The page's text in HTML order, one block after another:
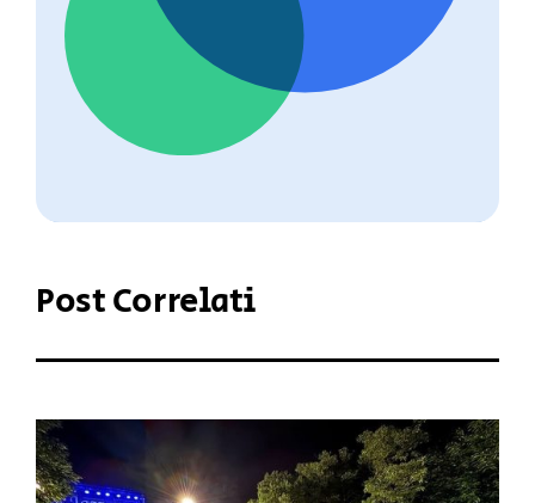
Post Correlati